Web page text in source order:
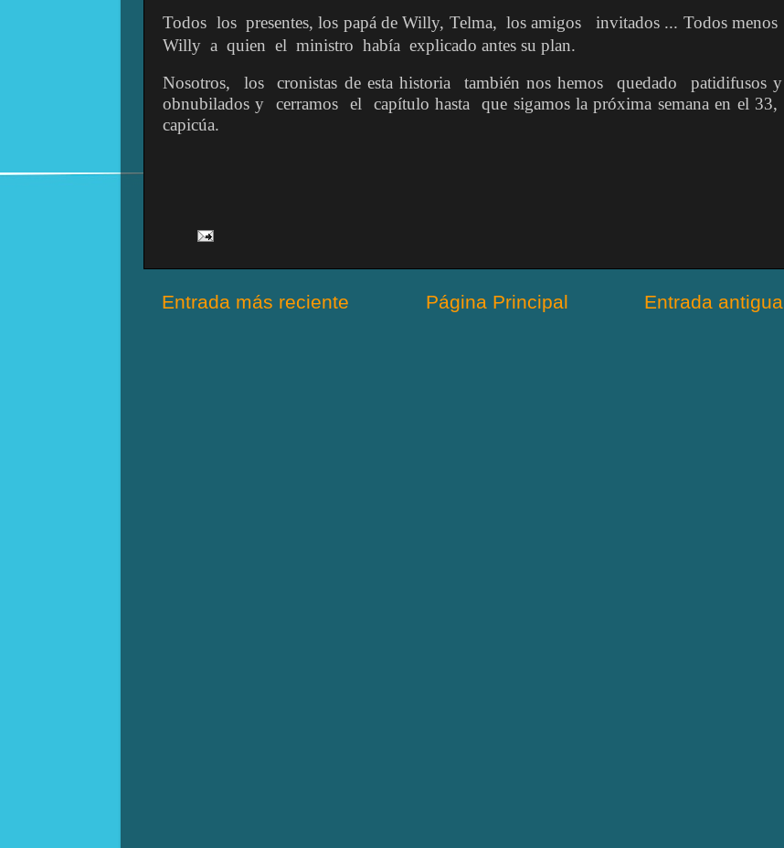
Todos los presentes, los papá de Willy, Telma, los amigos
invitados ... Todos menos
Willy a quien el ministro había explicado antes su plan.
Nosotros,
los cronistas de esta historia también nos hemos quedado
patidifusos y
obnubilados y
cerramos el capítulo hasta
que sigamos la próxima semana en el 33,
capicúa.
Entrada más reciente Entrada antigua
Página Principal